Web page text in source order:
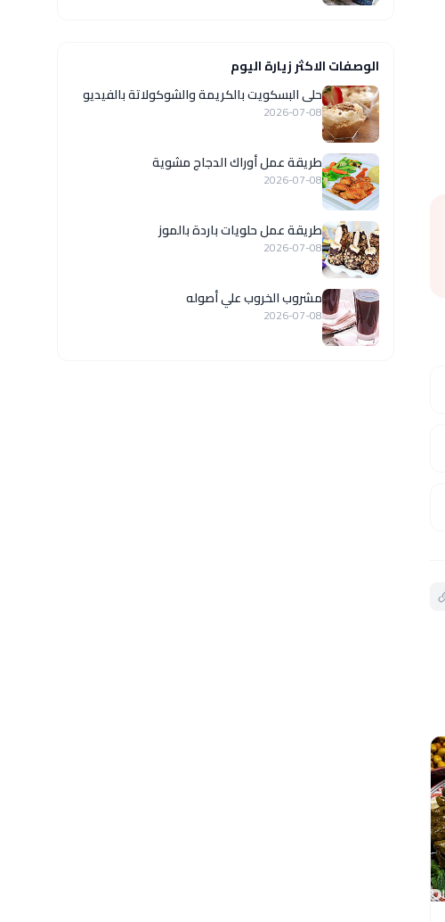
الوصفات الاكثر زيارة اليوم
حلى البسكويت بالكريمة والشوكولاتة بالفيديو
2026-07-08
طريقة عمل أوراك الدجاج مشوية
2026-07-08
طريقة عمل حلويات باردة بالموز
2026-07-08
مشروب الخروب علي أصوله
2026-07-08